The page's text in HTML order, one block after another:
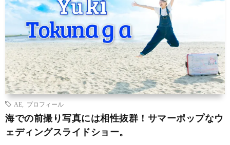
AE プロフィール
海での前撮り写真には相性抜群！サマーポップなウ
ェディングスライドショー。